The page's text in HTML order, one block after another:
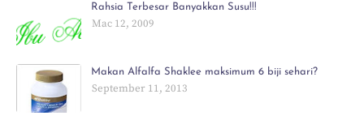
Rahsia Terbesar Banyakkan Susu!!!
Mac 12, 2009
Makan Alfalfa Shaklee maksimum 6 biji sehari?
September 11, 2013